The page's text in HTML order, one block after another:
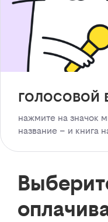
голосовой
нажмите на значок
название – и книга